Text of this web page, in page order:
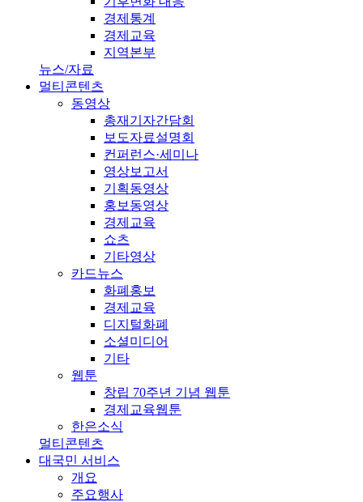
경제통계
경제교육
지역본부
뉴스/자료
멀티콘텐츠
동영상
총재기자간담회
보도자료설명회
컨퍼런스·세미나
영상보고서
기획동영상
홍보동영상
경제교육
쇼츠
기타영상
카드뉴스
화폐홍보
경제교육
디지털화폐
소셜미디어
기타
웹툰
창립 70주년 기념 웹툰
경제교육웹툰
한은소식
멀티콘텐츠
대국민 서비스
개요
주요행사